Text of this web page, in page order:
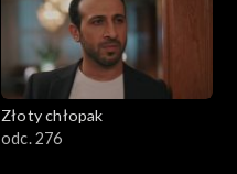
Złoty chłopak
odc. 276